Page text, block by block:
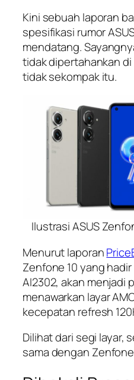
Kini sebuah laporan
spesifikasi rumor
mendatang.
tidak dipertahankan
tidak sekompak itu.
Ilustrasi ASUS
Menurut laporan
Zenfone 10 yang
AI2302, akan menjadi
menawarkan layar
kecepatan refresh
Dilihat dari segi layar,
sama dengan